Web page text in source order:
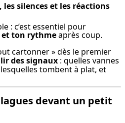
les silences et les réactions
: c’est essentiel pour
ton rythmeaprès coup.
cartonner » dès le premier
des signaux : quelles vannes
tombent à plat, et
devant un petit